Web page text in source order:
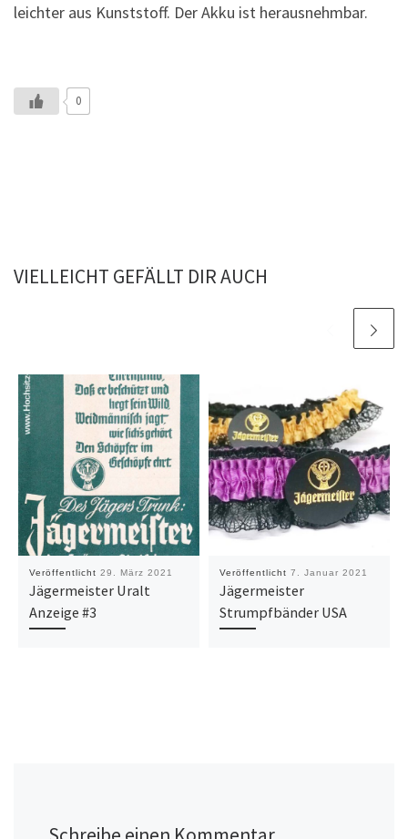
leichter aus Kunststoff. Der Akku ist herausnehmbar.
0
VIELLEICHT GEFÄLLT DIR AUCH
Veröffentlicht 29. März 2021
Jägermeister Uralt
Anzeige #3
Veröffentlicht 7. Januar 2021
Jägermeister
Strumpfbänder USA